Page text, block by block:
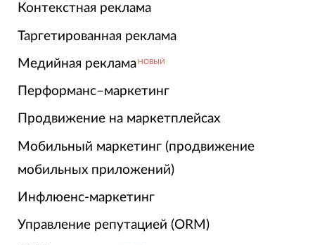
Контекстная реклама
Таргетированная реклама
Медийная реклама НОВЫЙ
Перформанс–маркетинг
Продвижение на маркетплейсах
Мобильный маркетинг (продвижение
мобильных приложений)
Инфлюенс-маркетинг
Управление репутацией (ORM)